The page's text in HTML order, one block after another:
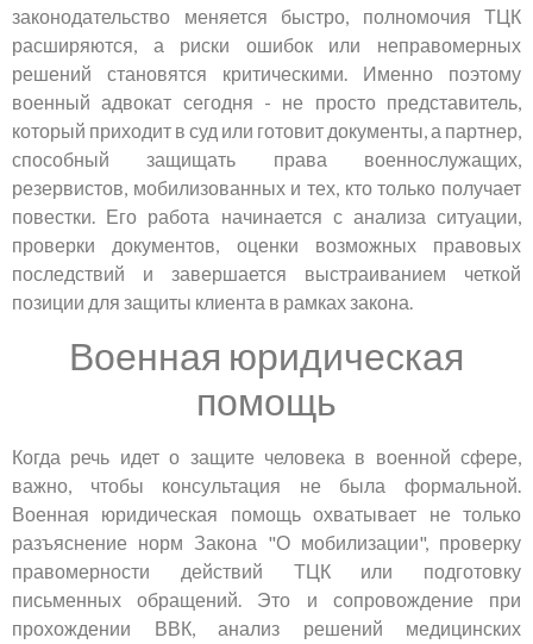
законодательство меняется быстро, полномочия ТЦК
расширяются, а риски ошибок или неправомерных
решений становятся критическими. Именно поэтому
военный адвокат сегодня - не просто представитель,
который приходит в суд или готовит документы, а партнер,
способный защищать права военнослужащих,
резервистов, мобилизованных и тех, кто только получает
повестки. Его работа начинается с анализа ситуации,
проверки документов, оценки возможных правовых
последствий и завершается выстраиванием четкой
позиции для защиты клиента в рамках закона.
Военная юридическая
помощь
Когда речь идет о защите человека в военной сфере,
важно, чтобы консультация не была формальной.
Военная юридическая помощь охватывает не только
разъяснение норм Закона "О мобилизации", проверку
правомерности действий ТЦК или подготовку
письменных обращений. Это и сопровождение при
прохождении ВВК, анализ решений медицинских